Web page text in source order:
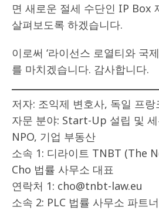
면 새로운 절세 수단인 IP Box
살펴보도록 하겠습니다.
이로써 ‘라이선스 로열티와 국
를 마치겠습니다. 감사합니다.
저자: 조익제 변호사, 독일 프랑
자문 분야: Start-Up 설립 및 세
NPO, 기업 부동산
소속 1: 디라이트 TNBT (The
Cho 법률 사무소 대표
연락처 1: cho@tnbt-law.eu
소속 2: PLC 법률 사무소 파트너